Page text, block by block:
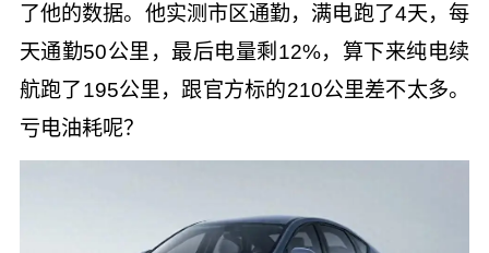
了他的数据。他实测市区通勤，满电跑了4天，每
天通勤50公里，最后电量剩12%，算下来纯电续
航跑了195公里，跟官方标的210公里差不太多。
亏电油耗呢？